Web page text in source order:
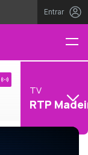
Entrar
TV
RTP